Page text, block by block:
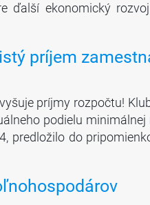
ďalší ekonomický
príjem
príjmy rozpočtu!
podielu
predložilo do